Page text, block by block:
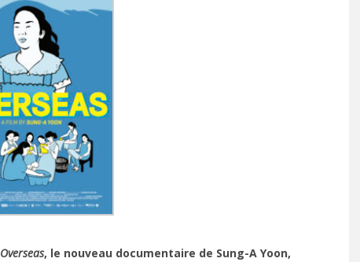
Overseas, le nouveau documentaire de Sung-A Yoon,